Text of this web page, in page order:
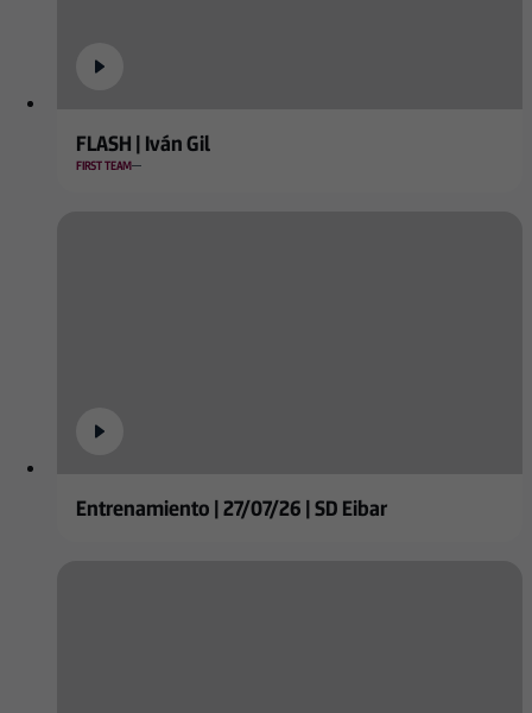
FLASH | Iván Gil
FIRST TEAM
Entrenamiento | 27/07/26 | SD Eibar